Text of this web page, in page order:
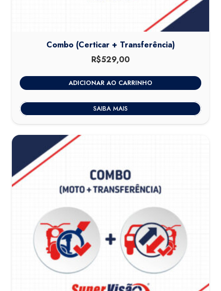
Combo (Certicar + Transferência)
R$529,00
ADICIONAR AO CARRINHO
SAIBA MAIS